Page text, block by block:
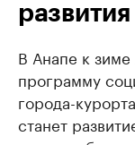
В Анапе к
программу
города-
станет